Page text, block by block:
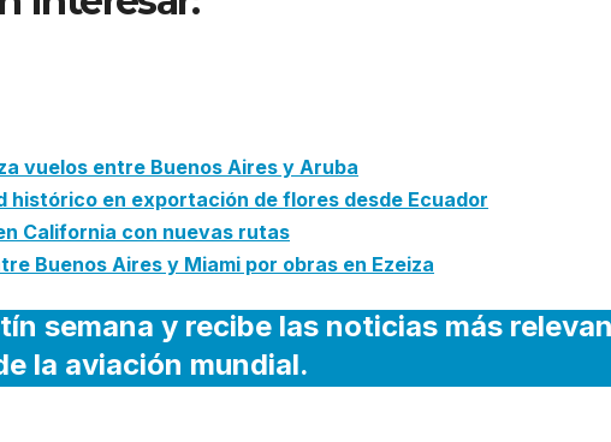
vuelos entre Buenos Aires y Aruba
histórico en exportación de flores desde Ecuador
California con nuevas rutas
Buenos Aires y Miami por obras en Ezeiza
semana y recibe las noticias más
la aviación mundial.